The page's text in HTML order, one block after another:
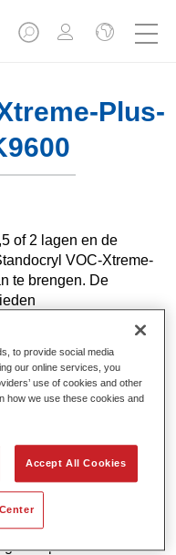
Plus-
of 2 lagen en de
VOC-Xtreme-
te brengen. De
om tijd te besparen,
te minimaliseren.
met alle Standox
bieden meer opties
te komen.
stofinsluitingen af te
temperaturen: 30-55
to provide social media
our online services, you
use of cookies and other
how we use these cookies and
Accept All Cookies